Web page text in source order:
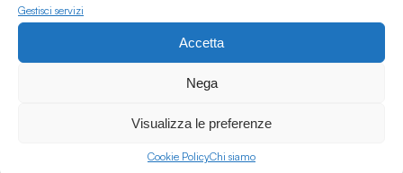
Gestisci servizi
Accetta
Nega
Visualizza le preferenze
Cookie PolicyChi siamo
La nostra rete di amici
AtelierSì
Baumhaus